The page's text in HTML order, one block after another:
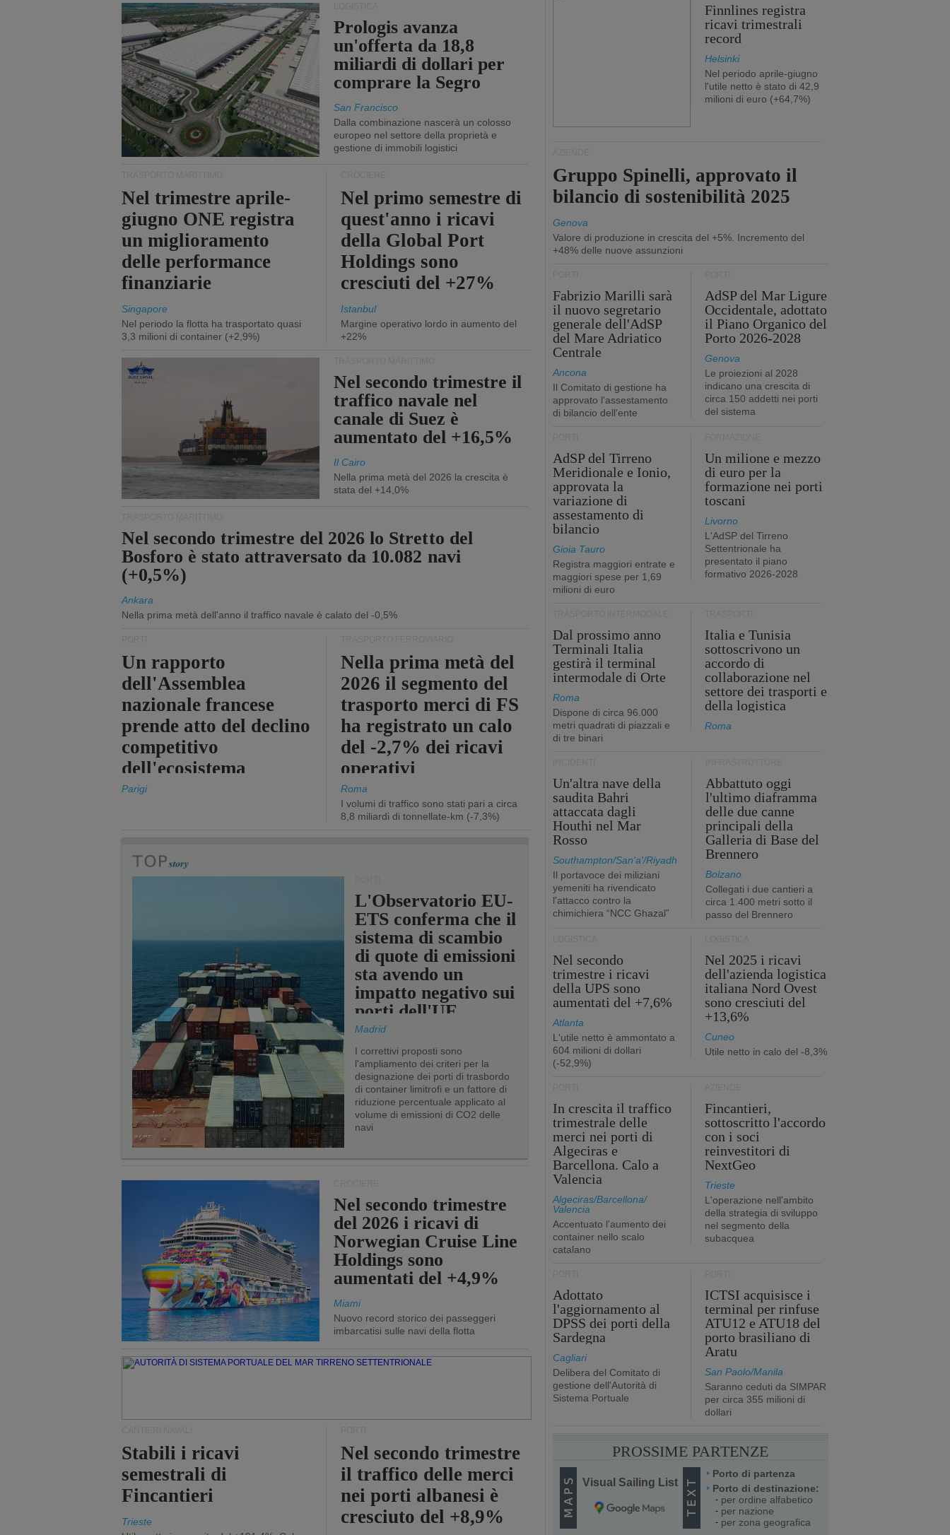
Prologis avanza
un'offerta da 18,8
miliardi di dollari per
comprare la Segro
San Francisco
Dalla combinazione nascerà un colosso
europeo nel settore della proprietà e
gestione di immobili logistici
Nel trimestre aprile-
giugno ONE registra
un miglioramento
delle performance
finanziarie
Singapore
Nel periodo la flotta ha trasportato quasi
3,3 milioni di container (+2,9%)
Nel primo semestre di
quest'anno i ricavi
della Global Port
Holdings sono
cresciuti del +27%
Istanbul
Margine operativo lordo in aumento del
+22%
Nel secondo trimestre il
traffico navale nel
canale di Suez è
aumentato del +16,5%
Il Cairo
Nella prima metà del 2026 la crescita è
stata del +14,0%
Nel secondo trimestre del 2026 lo Stretto del
Bosforo è stato attraversato da 10.082 navi
(+0,5%)
Ankara
Nella prima metà dell'anno il traffico navale è calato del -0,5%
Un rapporto
dell'Assemblea
nazionale francese
prende atto del declino
competitivo
dell'ecosistema
portuale statale
Parigi
Nella prima metà del
2026 il segmento del
trasporto merci di FS
ha registrato un calo
del -2,7% dei ricavi
operativi
Roma
I volumi di traffico sono stati pari a circa
8,8 miliardi di tonnellate-km (-7,3%)
L'Observatorio EU-
ETS conferma che il
sistema di scambio
di quote di emissioni
sta avendo un
impatto negativo sui
porti dell'UE
Madrid
I correttivi proposti sono
l'ampliamento dei criteri per la
designazione dei porti di trasbordo
di container limitrofi e un fattore di
riduzione percentuale applicato al
volume di emissioni di CO2 delle
navi
Nel secondo trimestre
del 2026 i ricavi di
Norwegian Cruise Line
Holdings sono
aumentati del +4,9%
Miami
Nuovo record storico dei passeggeri
imbarcatisi sulle navi della flotta
Stabili i ricavi
semestrali di
Fincantieri
Trieste
Nel secondo trimestre
il traffico delle merci
nei porti albanesi è
cresciuto del +8,9%
Finnlines registra
ricavi trimestrali
record
Helsinki
Nel periodo aprile-giugno
l'utile netto è stato di 42,9
milioni di euro (+64,7%)
Gruppo Spinelli, approvato il
bilancio di sostenibilità 2025
Genova
Valore di produzione in crescita del +5%. Incremento del
+48% delle nuove assunzioni
Fabrizio Marilli sarà
il nuovo segretario
generale dell'AdSP
del Mare Adriatico
Centrale
Ancona
Il Comitato di gestione ha
approvato l'assestamento
di bilancio dell'ente
AdSP del Mar Ligure
Occidentale, adottato
il Piano Organico del
Porto 2026-2028
Genova
Le proiezioni al 2028
indicano una crescita di
circa 150 addetti nei porti
del sistema
AdSP del Tirreno
Meridionale e Ionio,
approvata la
variazione di
assestamento di
bilancio
Gioia Tauro
Registra maggiori entrate e
maggiori spese per 1,69
milioni di euro
Un milione e mezzo
di euro per la
formazione nei porti
toscani
Livorno
L'AdSP del Tirreno
Settentrionale ha
presentato il piano
formativo 2026-2028
Dal prossimo anno
Terminali Italia
gestirà il terminal
intermodale di Orte
Roma
Dispone di circa 96.000
metri quadrati di piazzali e
di tre binari
Italia e Tunisia
sottoscrivono un
accordo di
collaborazione nel
settore dei trasporti e
della logistica
Roma
Un'altra nave della
saudita Bahri
attaccata dagli
Houthi nel Mar
Rosso
Southampton/San'a'/Riyadh
Il portavoce dei miliziani
yemeniti ha rivendicato
l'attacco contro la
chimichiera “NCC Ghazal”
Abbattuto oggi
l'ultimo diaframma
delle due canne
principali della
Galleria di Base del
Brennero
Bolzano
Collegati i due cantieri a
circa 1.400 metri sotto il
passo del Brennero
Nel secondo
trimestre i ricavi
della UPS sono
aumentati del +7,6%
Atlanta
L'utile netto è ammontato a
604 milioni di dollari
(-52,9%)
Nel 2025 i ricavi
dell'azienda logistica
italiana Nord Ovest
sono cresciuti del
+13,6%
Cuneo
Utile netto in calo del -8,3%
In crescita il traffico
trimestrale delle
merci nei porti di
Algeciras e
Barcellona. Calo a
Valencia
Algeciras/Barcellona/
Valencia
Accentuato l'aumento dei
container nello scalo
catalano
Fincantieri,
sottoscritto l'accordo
con i soci
reinvestitori di
NextGeo
Trieste
L'operazione nell'ambito
della strategia di sviluppo
nel segmento della
subacquea
Adottato
l'aggiornamento al
DPSS dei porti della
Sardegna
Cagliari
Delibera del Comitato di
gestione dell'Autorità di
Sistema Portuale
ICTSI acquisisce i
terminal per rinfuse
ATU12 e ATU18 del
porto brasiliano di
Aratu
San Paolo/Manila
Saranno ceduti da SIMPAR
per circa 355 milioni di
dollari
PROSSIME PARTENZE
Visual Sailing List
Porto di partenza
Porto di destinazione:
- per ordine alfabetico
- per nazione
- per zona geografica